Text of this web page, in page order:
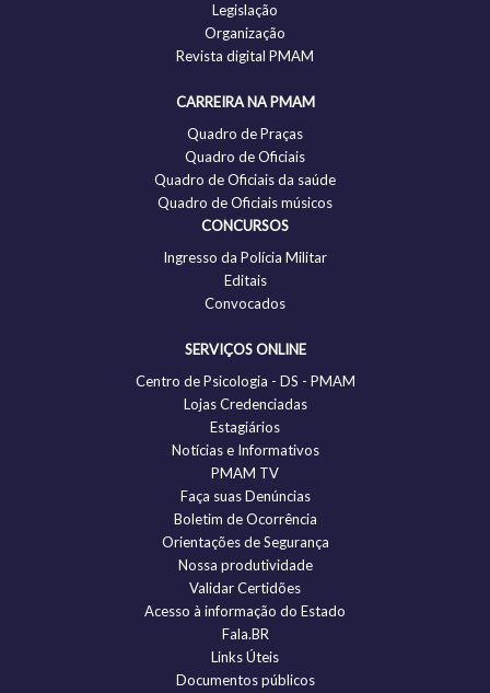
Legislação
Organização
Revista digital PMAM
CARREIRA NA PMAM
Quadro de Praças
Quadro de Oficiais
Quadro de Oficiais da saúde
Quadro de Oficiais músicos
CONCURSOS
Ingresso da Polícia Militar
Editais
Convocados
SERVIÇOS ONLINE
Centro de Psicologia - DS - PMAM
Lojas Credenciadas
Estagiários
Notícias e Informativos
PMAM TV
Faça suas Denúncias
Boletim de Ocorrência
Orientações de Segurança
Nossa produtividade
Validar Certidões
Acesso à informação do Estado
Fala.BR
Links Úteis
Documentos públicos